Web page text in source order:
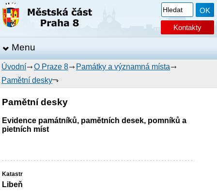
Kontakty
Menu
Úvodní O Praze 8
Památky a významná místa
Pamětní desky
Pamětní desky
Evidence památníků, pamětních desek, pomníků a
pietních míst
Libeň